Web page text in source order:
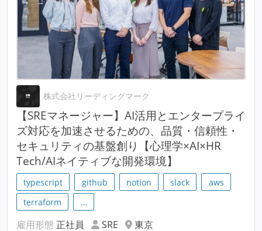
株式会社リーディングマーク
【SREマネージャー】AI活用とエンタープライ
ズ対応を加速させるための、品質・信頼性・
セキュリティの基盤創り【心理学×AI×HR
Tech/AIネイティブな開発環境】
typescript github notion slack
aws
terraform
…
雇用形態 正社員 SRE
東京